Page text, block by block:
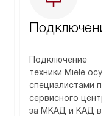
Подключение
техники Miele
специалистами
сервисного
за МКАД и КАД